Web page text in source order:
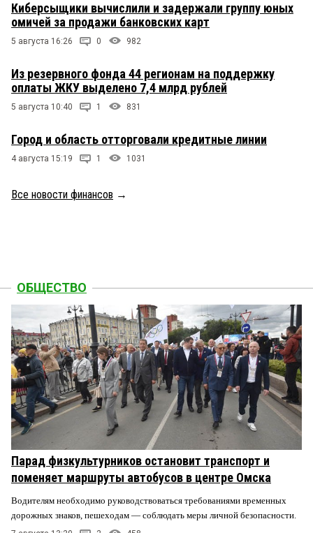
Киберсыщики вычислили и задержали группу юных
омичей за продажи банковских карт
5 августа 16:26 0 982
Из резервного фонда 44 регионам на поддержку
оплаты ЖКУ выделено 7,4 млрд рублей
5 августа 10:40 1 831
Город и область отторговали кредитные линии
4 августа 15:19 1 1031
Все новости финансов →
ОБЩЕСТВО
Парад физкультурников остановит транспорт и
поменяет маршруты автобусов в центре Омска
Водителям необходимо руководствоваться требованиями временных
дорожных знаков, пешеходам — соблюдать меры личной безопасности.